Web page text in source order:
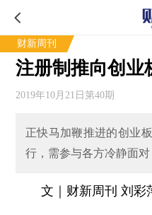
财新周刊
注册制推向创业
2019年10月21日第40期
正快马加鞭推进的创业
行，需参与各方冷静面对
文｜财新周刊 刘彩